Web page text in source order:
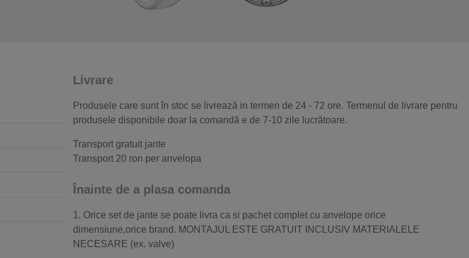
Livrare
Produsele care sunt în stoc se livrează in termen de 24 - 72 ore. Termenul de livrare pentru
produsele disponibile doar la comandă e de 7-10 zile lucrătoare.
Transport gratuit jante
Transport 20 ron per anvelopa
Înainte de a plasa comanda
1. Orice set de jante se poate livra ca si pachet complet cu anvelope orice
dimensiune,orice brand. MONTAJUL ESTE GRATUIT INCLUSIV MATERIALELE
NECESARE (ex. valve)